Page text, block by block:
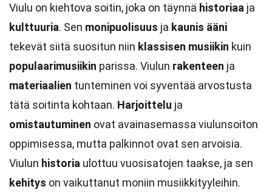
Viulu on kiehtova soitin, joka on täynnä historiaa ja
kulttuuria. Sen monipuolisuus ja kaunis ääni
tekevät siitä suositun niin klassisen musiikin kuin
populaarimusiikin parissa. Viulun rakenteen ja
materiaalien tunteminen voi syventää arvostusta
tätä soitinta kohtaan. Harjoittelu ja
omistautuminen ovat avainasemassa viulunsoiton
oppimisessa, mutta palkinnot ovat sen arvoisia.
Viulun historia ulottuu vuosisatojen taakse, ja sen
kehitys on vaikuttanut moniin musiikkityyleihin.